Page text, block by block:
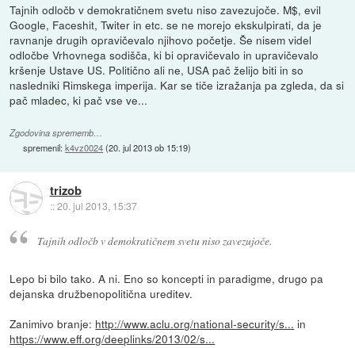
Tajnih odločb v demokratičnem svetu niso zavezujoče. M$, evil
Google, Faceshit, Twiter in etc. se ne morejo ekskulpirati, da je
ravnanje drugih opravičevalo njihovo početje. Še nisem videl
odločbe Vrhovnega sodišča, ki bi opravičevalo in upravičevalo
kršenje Ustave US. Politično ali ne, USA pač želijo biti in so
nasledniki Rimskega imperija. Kar se tiče izražanja pa zgleda, da si
pač mladec, ki pač vse ve...
Zgodovina sprememb…
spremenil:k4vz0024(20. jul 2013 ob 15:19)
trizob
::20. jul 2013, 15:37
Tajnih odločb v demokratičnem svetu niso zavezujoče.
Lepo bi bilo tako. A ni. Eno so koncepti in paradigme, drugo pa
dejanska družbenopolitična ureditev.
Zanimivo branje: http://www.aclu.org/national-security/s... in
https://www.eff.org/deeplinks/2013/02/s...